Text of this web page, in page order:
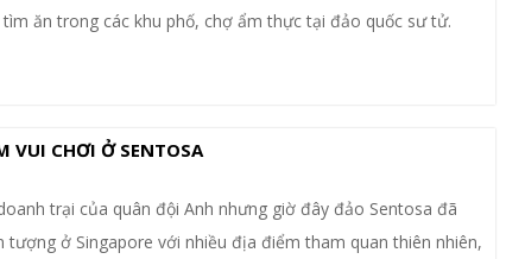
ăn trong các khu phố, chợ ẩm thực tại đảo quốc sư tử.
VUI CHƠI Ở SENTOSA
trại của quân đội Anh nhưng giờ đây đảo Sentosa đã
ở Singapore với nhiều địa điểm tham quan thiên nhiên,